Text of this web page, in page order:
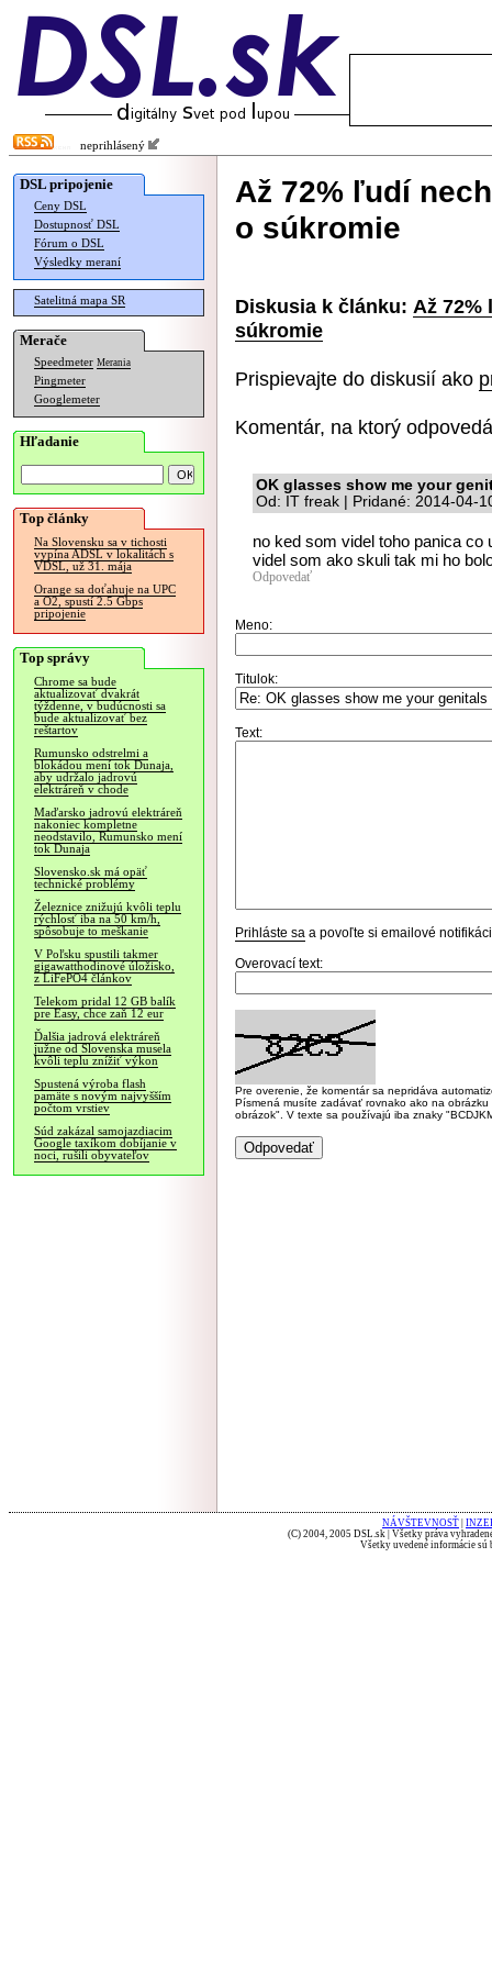
neprihlásený
DSL pripojenie
Ceny DSL
Dostupnosť DSL
Fórum o DSL
Výsledky meraní
Satelitná mapa SR
Merače
Speedmeter Merania
Pingmeter
Googlemeter
Hľadanie
Top články
Na Slovensku sa v tichosti
vypína ADSL v lokalitách s
VDSL, už 31. mája
Orange sa doťahuje na UPC
a O2, spustí 2.5 Gbps
pripojenie
Top správy
Chrome sa bude
aktualizovať dvakrát
týždenne, v budúcnosti sa
bude aktualizovať bez
reštartov
Rumunsko odstrelmi a
blokádou mení tok Dunaja,
aby udržalo jadrovú
elektráreň v chode
Maďarsko jadrovú elektráreň
nakoniec kompletne
neodstavilo, Rumunsko mení
tok Dunaja
Slovensko.sk má opäť
technické problémy
Železnice znižujú kvôli teplu
rýchlosť iba na 50 km/h,
spôsobuje to meškanie
V Poľsku spustili takmer
gigawatthodinové úložisko,
z LiFePO4 článkov
Telekom pridal 12 GB balík
pre Easy, chce zaň 12 eur
Ďalšia jadrová elektráreň
južne od Slovenska musela
kvôli teplu znížiť výkon
Spustená výroba flash
pamäte s novým najvyšším
počtom vrstiev
Súd zakázal samojazdiacim
Google taxíkom dobíjanie v
noci, rušili obyvateľov
Až 72% ľudí
o súkromie
Diskusia k článku: Až 72%
súkromie
Prispievajte do diskusií ako
Komentár, na ktorý
OK glasses show me your
Od: IT freak | Pridané: 2014-04-
no ked som videl toho panica
videl som ako skuli tak mi ho
Odpovedať
Meno:
Titulok:
Text:
Prihláste sa a povoľte si emailové
Overovací text:
Pre overenie, že komentár sa nepridáva
Písmená musíte zadávať rovnako ako na
obrázok". V texte sa používajú iba znaky
NÁVŠTEVNOSŤ
(C) 2004, 2005 DSL.sk | Všetky práva
Všetky uvedené informácie sú